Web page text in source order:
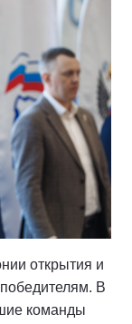
открытия и
В
команды